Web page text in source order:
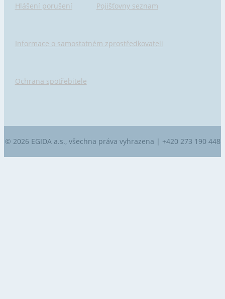
Hlášení porušení Pojišťovny seznam
Informace o samostatném zprostředkovateli
Ochrana spotřebitele
© 2026 EGIDA a.s., všechna práva vyhrazena | +420 273 190 448